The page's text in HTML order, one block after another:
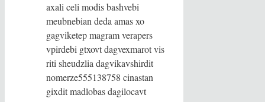
axali celi modis bashvebi
meubnebian deda amas xo
gagviketep magram verapers
vpirdebi gtxovt dagvexmarot vis
riti sheudzlia dagvikavshirdit
nomerze555138758 cinastan
gixdit madlobas dagilocavt